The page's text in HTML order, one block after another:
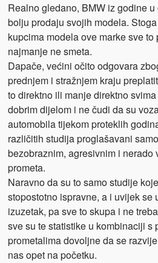
Realno gledano, BMW iz godine
bolju prodaju svojih modela.
kupcima modela ove marke sve to
najmanje ne smeta.
Dapače, većini očito odgovara
prednjem i stražnjem kraju
to direktno ili manje direktno
dobrim dijelom i ne čudi da su
automobila tijekom proteklih
različitih studija proglašavani
bezobraznim, agresivnim i
prometa.
Naravno da su to samo studije
stopostotno ispravne, a i uvijek se
izuzetak, pa sve to skupa i ne
sve su te statistike u kombinaciji s
prometalima dovoljne da se
nas opet na početku.